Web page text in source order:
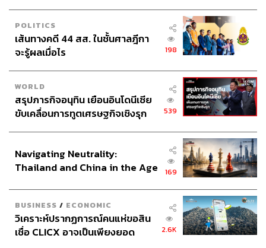
POLITICS
เส้นทางคดี 44 สส. ในชั้นศาลฎีกา
จะรู้ผลเมื่อไร
198
WORLD
สรุปภารกิจอนุทิน เยือนอินโดนีเซีย
ขับเคลื่อนการทูตเศรษฐกิจเชิงรุก
539
Navigating Neutrality:
Thailand and China in the Age
169
BUSINESS / ECONOMIC
วิเคราะห์ปรากฏการณ์คนแห่ขอสิน
เชื่อ CLICX อาจเป็นเพียงยอด
2.6K